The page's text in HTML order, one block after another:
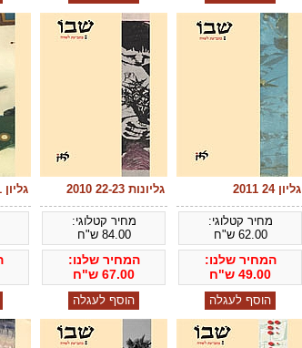
גליון 24 2011
מחיר קטלוגי:
62.00 ש"ח
המחיר שלנו:
49.00 ש"ח
גליונות 22-23 2010
מחיר קטלוגי:
84.00 ש"ח
המחיר שלנו:
67.00 ש"ח
גליון 21 2009